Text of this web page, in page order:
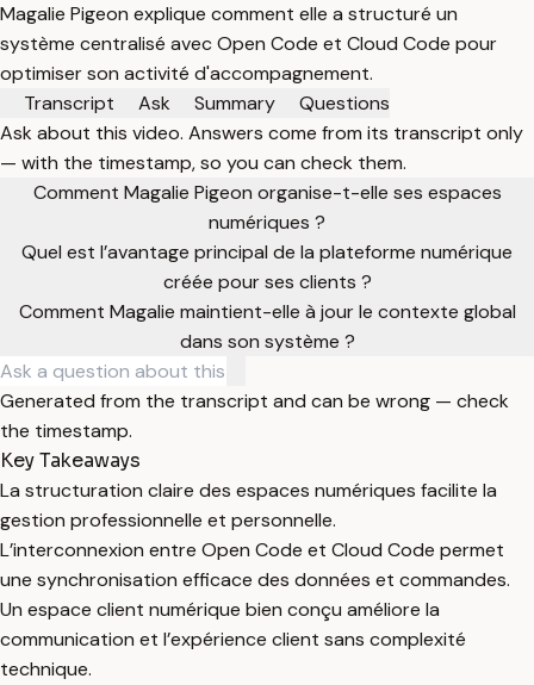
Magalie Pigeon explique comment elle a structuré un
système centralisé avec Open Code et Cloud Code pour
optimiser son activité d'accompagnement.
Transcript
Ask Summary
Questions
Ask about this video. Answers come from its transcript only
— with the timestamp, so you can check them.
Comment Magalie Pigeon organise-t-elle ses espaces
numériques ?
Quel est l’avantage principal de la plateforme numérique
créée pour ses clients ?
Comment Magalie maintient-elle à jour le contexte global
dans son système ?
Generated from the transcript and can be wrong — check
the timestamp.
Key Takeaways
La structuration claire des espaces numériques facilite la
gestion professionnelle et personnelle.
L’interconnexion entre Open Code et Cloud Code permet
une synchronisation efficace des données et commandes.
Un espace client numérique bien conçu améliore la
communication et l’expérience client sans complexité
technique.